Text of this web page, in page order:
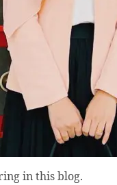
in this blog.